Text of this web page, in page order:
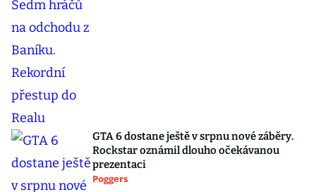
GTA 6 dostane ještě v srpnu nové záběry.
Rockstar oznámil dlouho očekávanou
prezentaci
Poggers